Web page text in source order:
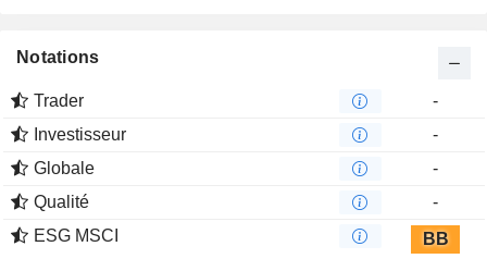
Notations
Trader
-
Investisseur
-
Globale
-
Qualité
-
ESG MSCI
BB